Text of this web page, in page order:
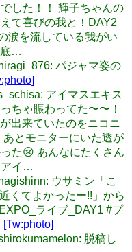
した！！ 輝子ちゃんの
て喜びの我と！DAY2
涙を流している我がい
底…
パジャマ姿の
アイマスエキス
ちゃ賑わってた〜〜！
出来ていたのをニコニ
とモニターにいた透が
た😢 あんなにたくさん
アイ…
ウサミン「こ
くてよかったー!!」から
ライブ_DAY1 #プ
[Tw:photo]
脱稿し